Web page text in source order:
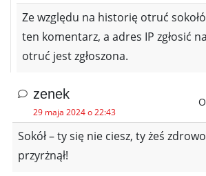
Ze względu na historię otruć
ten komentarz, a adres IP zgłosić
otruć jest zgłoszona.
zenek
29 maja 2024 o 22:43
Sokół – ty się nie ciesz, ty żeś
przyrżnął!